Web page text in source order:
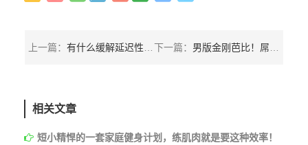
上一篇： 有什么缓解延迟性肌肉酸痛的办法吗？难不成真的只能靠等？ 下一篇： 男版金刚芭比！屌爆的男人就是他Jujimufu
相关文章
短小精悍的一套家庭健身计划，练肌肉就是要这种效率！